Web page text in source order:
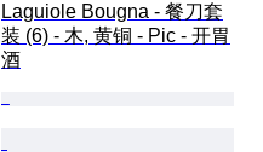
Laguiole Bougna - 餐刀套
装 (6) - 木, 黄铜 - Pic - 开胃
酒